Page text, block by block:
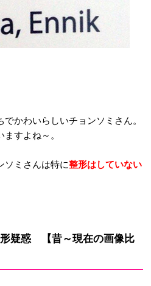
かわいらしいチョンソミさん。
ますよね～。
ソミさんは特に整形はしていない
疑惑
【昔～現在の画像比